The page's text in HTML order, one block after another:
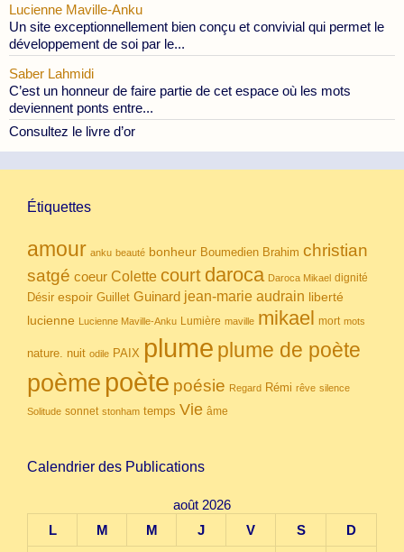
Lucienne Maville-Anku
Un site exceptionnellement bien conçu et convivial qui permet le
développement de soi par le...
Saber Lahmidi
C’est un honneur de faire partie de cet espace où les mots
deviennent ponts entre...
Consultez le livre d’or
Étiquettes
amour anku beauté bonheur Boumedien Brahim christian
satgé coeur Colette court daroca Daroca Mikael dignité
Désir espoir Guillet Guinard jean-marie audrain liberté
lucienne Lucienne Maville-Anku Lumière maville mikael mort mots
nature. nuit odile PAIX plume plume de poète
poème poète poésie Regard Rémi rêve silence
Solitude sonnet stonham temps Vie âme
Calendrier des Publications
août 2026
L
M M J V S D